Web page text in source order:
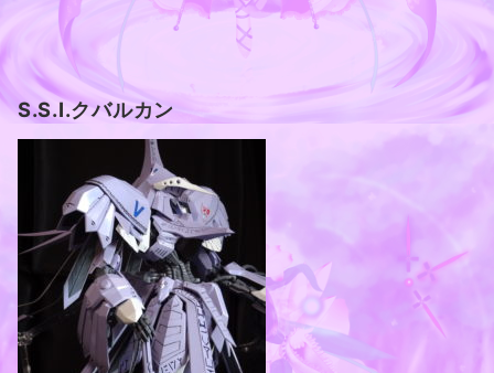
S.S.I.クバルカン